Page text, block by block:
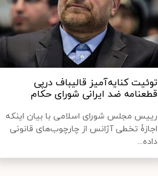
توئیت کنایه‌آمیز قالیباف درپی
قطعنامه ضد ایرانی شورای حکام
رییس مجلس شورای اسلامی با بیان اینکه
اجازۀ تخطی آژانس از چارچوب‌های قانونی
داده...